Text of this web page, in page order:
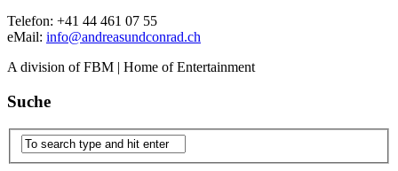
Telefon: +41 44 461 07 55
eMail: info@andreasundconrad.ch
A division of FBM | Home of Entertainment
Suche